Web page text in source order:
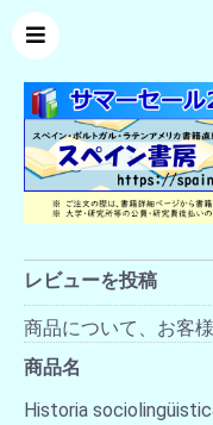
レビューを投稿
商品について、お客
商品名
Historia